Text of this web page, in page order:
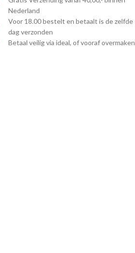
Nederland
Voor 18.00 bestelt en betaalt is de zelfde
dag verzonden
Betaal veilig via ideal, of vooraf overmaken